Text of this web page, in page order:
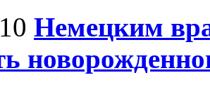
Немецким